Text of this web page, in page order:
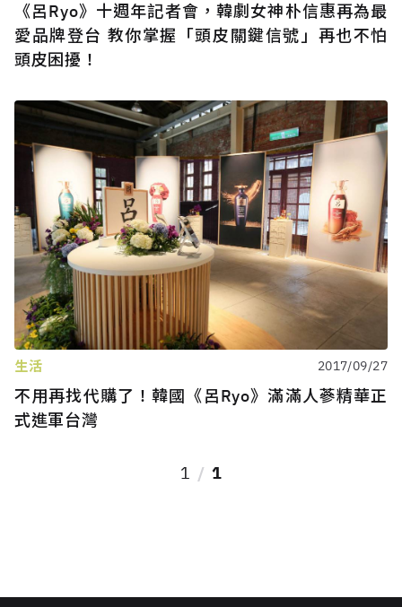
《呂Ryo》十週年記者會，韓劇女神朴信惠再為最
愛品牌登台 教你掌握「頭皮關鍵信號」再也不怕
頭皮困擾！
生活 2017/09/27
不用再找代購了！韓國《呂Ryo》滿滿人蔘精華正
式進軍台灣
1 1